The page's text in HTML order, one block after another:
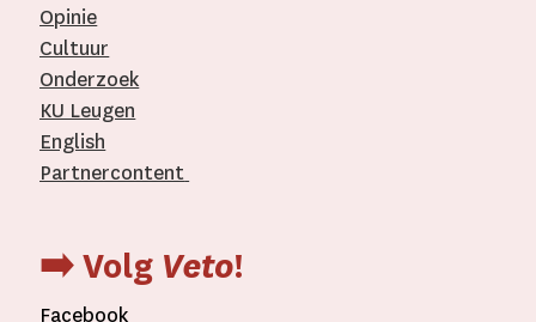
Opinie
Cultuur
Onderzoek
KU Leugen
English
Partnercontent
➡️ Volg Veto!
Facebook